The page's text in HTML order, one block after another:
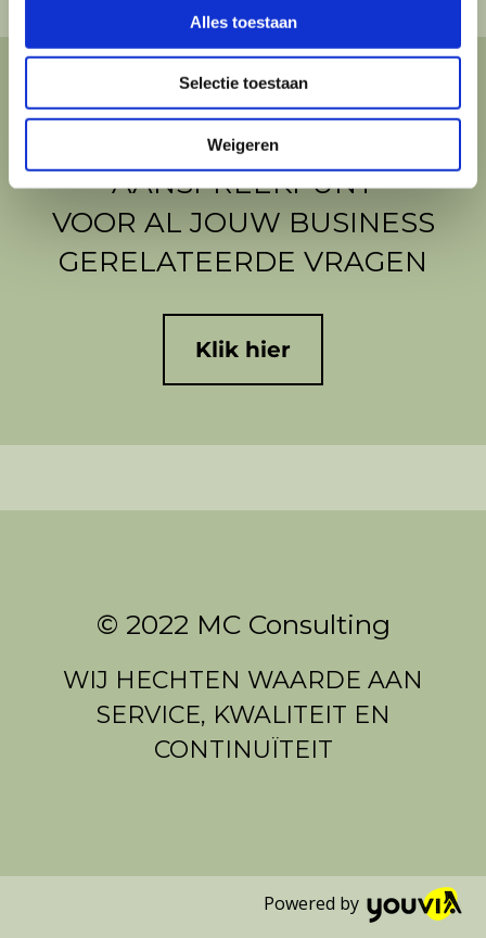
Alles toestaan
Selectie toestaan
Weigeren
MC CONSULTING VORMT HET
RECHTSTREEKSE
AANSPREEKPUNT
VOOR AL JOUW BUSINESS
GERELATEERDE VRAGEN
Klik hier
© 2022 MC Consulting
WIJ HECHTEN WAARDE AAN
SERVICE, KWALITEIT EN
CONTINUÏTEIT
Powered by